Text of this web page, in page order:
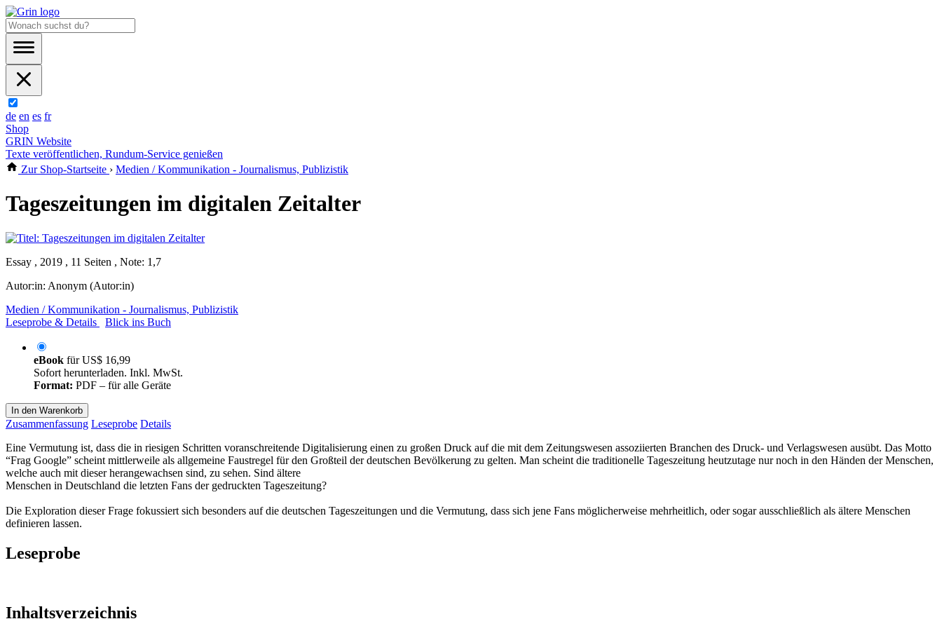
de en es fr
Shop
GRIN Website
Texte veröffentlichen, Rundum-Service genießen
Zur Shop-Startseite › Medien / Kommunikation - Journalismus, Publizistik
Tageszeitungen im digitalen Zeitalter
Essay , 2019 , 11 Seiten , Note: 1,7
Autor:in: Anonym (Autor:in)
Medien / Kommunikation - Journalismus, Publizistik
Leseprobe & Details
Blick ins Buch
eBook fürUS$ 16,99
Sofort herunterladen. Inkl. MwSt.
Format: PDF – für alle Geräte
In den Warenkorb
Zusammenfassung Leseprobe Details
Eine Vermutung ist, dass die in riesigen Schritten voranschreitende Digitalisierung einen zu großen Druck auf die mit dem Zeitungswesen assoziierten Branchen des Druck- und Verlagswesen ausübt. Das Motto
“Frag Google” scheint mittlerweile als allgemeine Faustregel für den Großteil der deutschen Bevölkerung zu gelten. Man scheint die traditionelle Tageszeitung heutzutage nur noch in den Händen der Menschen,
welche auch mit dieser herangewachsen sind, zu sehen. Sind ältere
Menschen in Deutschland die letzten Fans der gedruckten Tageszeitung?
Die Exploration dieser Frage fokussiert sich besonders auf die deutschen Tageszeitungen und die Vermutung, dass sich jene Fans möglicherweise mehrheitlich, oder sogar ausschließlich als ältere Menschen
definieren lassen.
Leseprobe
Inhaltsverzeichnis